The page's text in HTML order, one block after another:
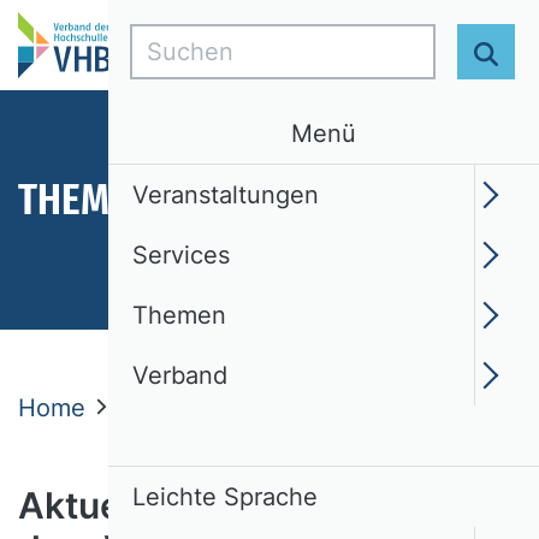
THEMEN
Home Nachrichten
Aktuelle Nachrichten aus
Suchen
Menü
Veranstaltungen
Services
Themen
Verband
Leichte Sprache